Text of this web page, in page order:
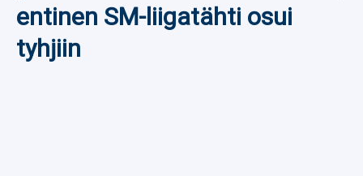
Yleisurheilu
Talviurheilu
entinen SM-liigatähti osui
tyhjiin